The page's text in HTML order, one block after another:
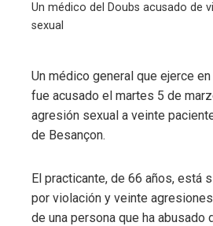
Un médico del Doubs acusado de
sexual
Un médico general que ejerce
fue acusado el martes 5 de
agresión sexual a veinte
de Besançon.
El practicante, de 66 años, está
por violación y veinte
de una persona que ha abusado